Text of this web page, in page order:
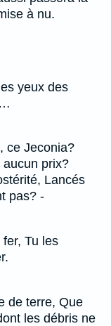
à nu.
yeux des
ce Jeconia?
aucun prix?
Lancés
pas? -
Tu les
de terre, Que
les débris ne